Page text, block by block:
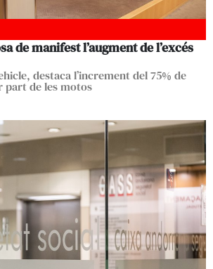
de manifest l’augment de l’excés
destaca l’increment del 75% de
part de les motos